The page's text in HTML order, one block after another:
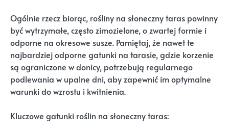
Ogólnie rzecz biorąc, rośliny na słoneczny taras powinny
być wytrzymałe, często zimozielone, o zwartej formie i
odporne na okresowe susze. Pamiętaj, że nawet te
najbardziej odporne gatunki na tarasie, gdzie korzenie
są ograniczone w donicy, potrzebują regularnego
podlewania w upalne dni, aby zapewnić im optymalne
warunki do wzrostu i kwitnienia.
Kluczowe gatunki roślin na słoneczny taras: